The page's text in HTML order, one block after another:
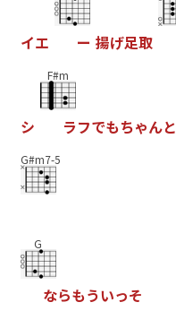
イエ ー 揚げ足取
シ
F#m
ラフでもちゃんと
G#m7-5
G
ならもういっそ